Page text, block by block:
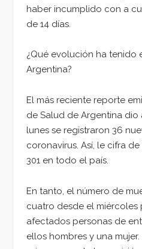
haber incumplido con a
de 14 días.
¿Qué evolución ha tenido
Argentina?
El más reciente reporte
de Salud de Argentina
lunes se registraron 36
coronavirus. Así, le cifra
301 en todo el país.
En tanto, el número de
cuatro desde el miércoles
afectados personas de
ellos hombres y una